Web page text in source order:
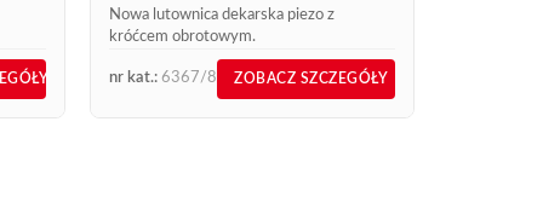
Nowa lutownica dekarska piezo z
króćcem obrotowym.
nr kat.: 6367/8 ZOBACZ SZCZEGÓŁY